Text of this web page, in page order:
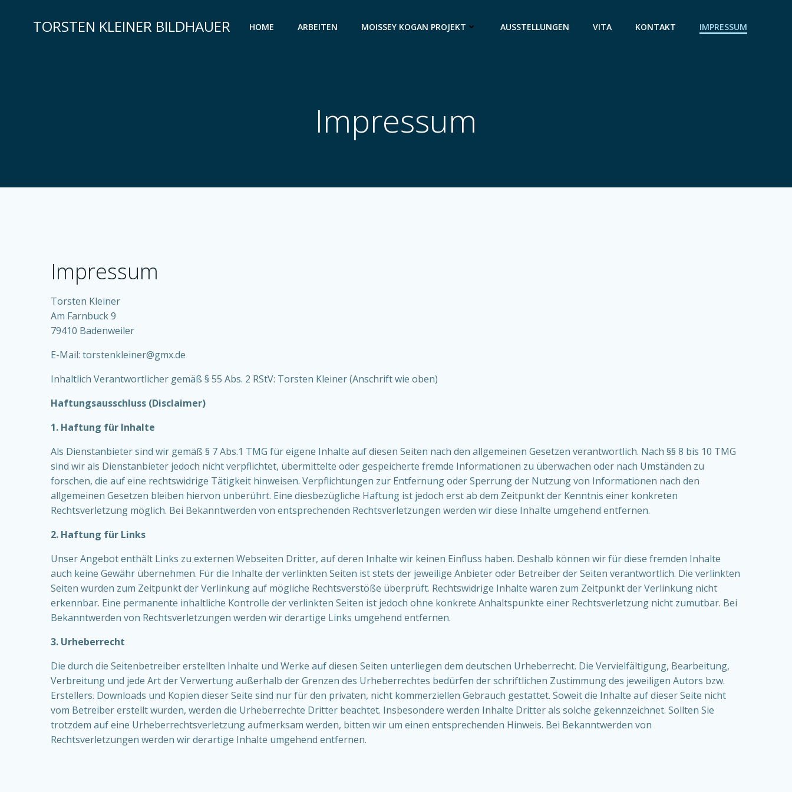
springenTORSTEN KLEINER BILDHAUER HOME ARBEITEN MOISSEY KOGAN PROJEKT AUSSTELLUNGEN VITA KONTAKT IMPRESSUM
Impressum
Impressum
Torsten Kleiner
Am Farnbuck 9
79410 Badenweiler
E-Mail: torstenkleiner@gmx.de
Inhaltlich Verantwortlicher gemäß § 55 Abs. 2 RStV: Torsten Kleiner (Anschrift wie oben)
Haftungsausschluss (Disclaimer)
1. Haftung für Inhalte
Als Dienstanbieter sind wir gemäß § 7 Abs.1 TMG für eigene Inhalte auf diesen Seiten nach den allgemeinen Gesetzen verantwortlich. Nach §§ 8 bis 10 TMG
sind wir als Dienstanbieter jedoch nicht verpflichtet, übermittelte oder gespeicherte fremde Informationen zu überwachen oder nach Umständen zu
forschen, die auf eine rechtswidrige Tätigkeit hinweisen. Verpflichtungen zur Entfernung oder Sperrung der Nutzung von Informationen nach den
allgemeinen Gesetzen bleiben hiervon unberührt. Eine diesbezügliche Haftung ist jedoch erst ab dem Zeitpunkt der Kenntnis einer konkreten
Rechtsverletzung möglich. Bei Bekanntwerden von entsprechenden Rechtsverletzungen werden wir diese Inhalte umgehend entfernen.
2. Haftung für Links
Unser Angebot enthält Links zu externen Webseiten Dritter, auf deren Inhalte wir keinen Einfluss haben. Deshalb können wir für diese fremden Inhalte
auch keine Gewähr übernehmen. Für die Inhalte der verlinkten Seiten ist stets der jeweilige Anbieter oder Betreiber der Seiten verantwortlich. Die verlinkten
Seiten wurden zum Zeitpunkt der Verlinkung auf mögliche Rechtsverstöße überprüft. Rechtswidrige Inhalte waren zum Zeitpunkt der Verlinkung nicht
erkennbar. Eine permanente inhaltliche Kontrolle der verlinkten Seiten ist jedoch ohne konkrete Anhaltspunkte einer Rechtsverletzung nicht zumutbar. Bei
Bekanntwerden von Rechtsverletzungen werden wir derartige Links umgehend entfernen.
3. Urheberrecht
Die durch die Seitenbetreiber erstellten Inhalte und Werke auf diesen Seiten unterliegen dem deutschen Urheberrecht. Die Vervielfältigung, Bearbeitung,
Verbreitung und jede Art der Verwertung außerhalb der Grenzen des Urheberrechtes bedürfen der schriftlichen Zustimmung des jeweiligen Autors bzw.
Erstellers. Downloads und Kopien dieser Seite sind nur für den privaten, nicht kommerziellen Gebrauch gestattet. Soweit die Inhalte auf dieser Seite nicht
vom Betreiber erstellt wurden, werden die Urheberrechte Dritter beachtet. Insbesondere werden Inhalte Dritter als solche gekennzeichnet. Sollten Sie
trotzdem auf eine Urheberrechtsverletzung aufmerksam werden, bitten wir um einen entsprechenden Hinweis. Bei Bekanntwerden von
Rechtsverletzungen werden wir derartige Inhalte umgehend entfernen.